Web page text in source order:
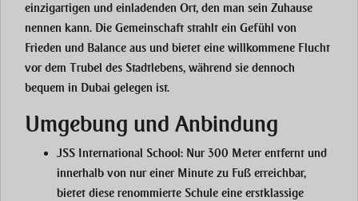
einzigartigen und einladenden Ort, den man sein Zuhause
nennen kann. Die Gemeinschaft strahlt ein Gefühl von
Frieden und Balance aus und bietet eine willkommene Flucht
vor dem Trubel des Stadtlebens, während sie dennoch
bequem in Dubai gelegen ist.
Umgebung und Anbindung
JSS International School: Nur 300 Meter entfernt und
innerhalb von nur einer Minute zu Fuß erreichbar,
bietet diese renommierte Schule eine erstklassige